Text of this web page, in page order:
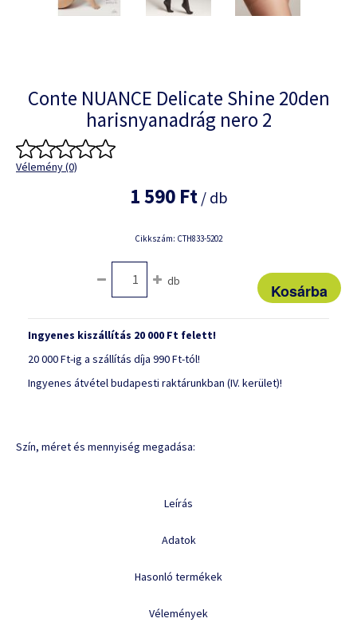
Conte NUANCE Delicate Shine 20den
harisnyanadrág nero 2
Vélemény (0)
1 590 Ft/ db
Cikkszám: CTH833-5202
db
Ingyenes kiszállítás 20 000 Ft felett!
20 000 Ft-ig a szállítás díja 990 Ft-tól!
Ingyenes átvétel budapesti raktárunkban (IV. kerület)!
Szín, méret és mennyiség megadása:
Leírás
Adatok
Hasonló termékek
Vélemények